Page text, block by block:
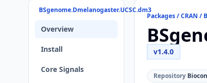
BSgenome.Dmelanogaster.UCSC.dm3
Overview
Install
Core Signals
Packages / CRAN /
v1.4.0
Repository